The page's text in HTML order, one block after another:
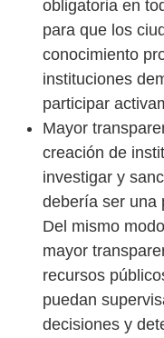
obligatoria en
para que los
conocimiento
instituciones
participar
Mayor
creación de
investigar y
debería ser una
Del mismo
mayor
recursos
puedan
decisiones y